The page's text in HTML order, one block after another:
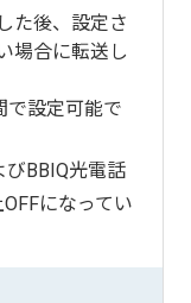
た後、設定さ
場合に転送し
で設定可能で
びBBIQ光電話
になってい